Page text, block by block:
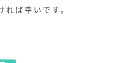
ば幸いです。